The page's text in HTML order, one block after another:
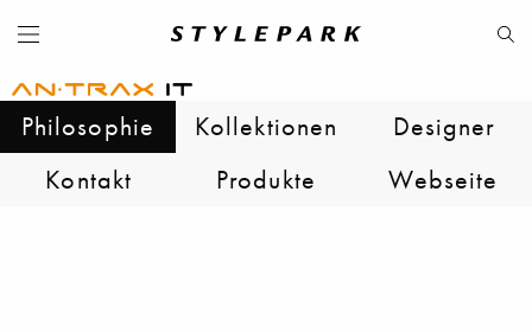
Philosophie Kollektionen
Designer
Kontakt
Produkte Webseite